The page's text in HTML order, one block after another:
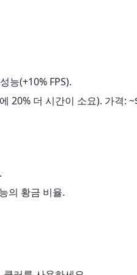
능(+10% FPS).
20% 더 시간이 소요). 가격:
의 황금 비율.